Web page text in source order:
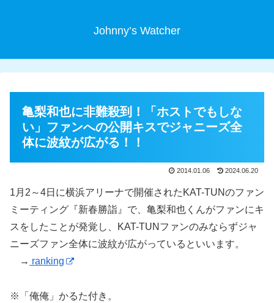
Johnny’s Watcher
亀梨和也に非難殺到！「ホストでもしな
い」ファンへの公開キスでジャニーズ全
体に波紋が広がる！！
2014.01.06 2024.06.20
1月2～4日に横浜アリーナで開催されたKAT-TUNのファン
ミーティング『新春勝詣』で、亀梨和也くんがファンにキ
スをしたことが発覚し、KAT-TUNファンのみならずジャ
ニーズファン全体に波紋が広がっているといいます。
→ ranking
※「俺俺」かるた付き。